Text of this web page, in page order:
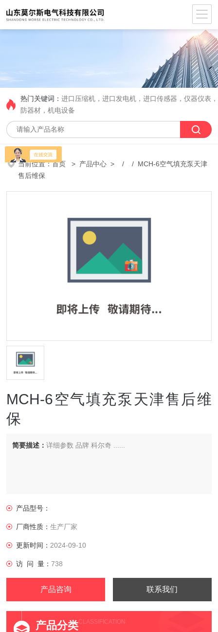
热门关键词：进口压缩机，进口发电机，进口传感器，仪器仪表
防器材，机电设备
当前位置：首页 > 产品中心 > / / MCH-6空气填充泵天津
售后维保
MCH-6空气填充泵天津售后维
保
简要描述：详细参数 品牌 科尔奇 ......
产品型号：
厂商性质：生产厂家
更新时间： 2024-09-10
访 问 量：738
产品咨询 联系我们
产品分类CLASSIFICATION